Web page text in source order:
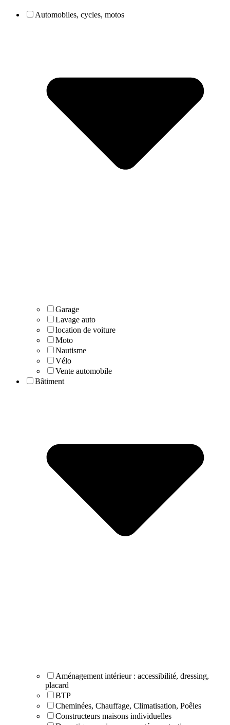
Automobiles, cycles, motos
Garage
Lavage auto
location de voiture
Moto
Nautisme
Vélo
Vente automobile
Bâtiment
Aménagement intérieur : accessibilité, dressing,
placard
BTP
Cheminées, Chauffage, Climatisation, Poêles
Constructeurs maisons individuelles